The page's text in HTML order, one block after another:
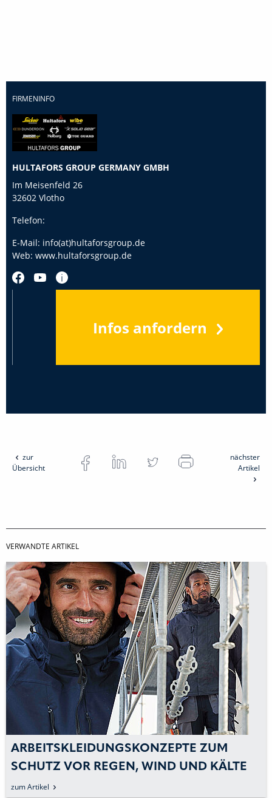
FIRMENINFO
HULTAFORS GROUP GERMANY GMBH
Im Meisenfeld 26
32602 Vlotho
Telefon:
E-Mail: info(at)hultaforsgroup.de
Web: www.hultaforsgroup.de
Infos anfordern
zur
Übersicht
nächster
Artikel
VERWANDTE ARTIKEL
ARBEITSKLEIDUNGSKONZEPTE ZUM
SCHUTZ VOR REGEN, WIND UND KÄLTE
zum Artikel